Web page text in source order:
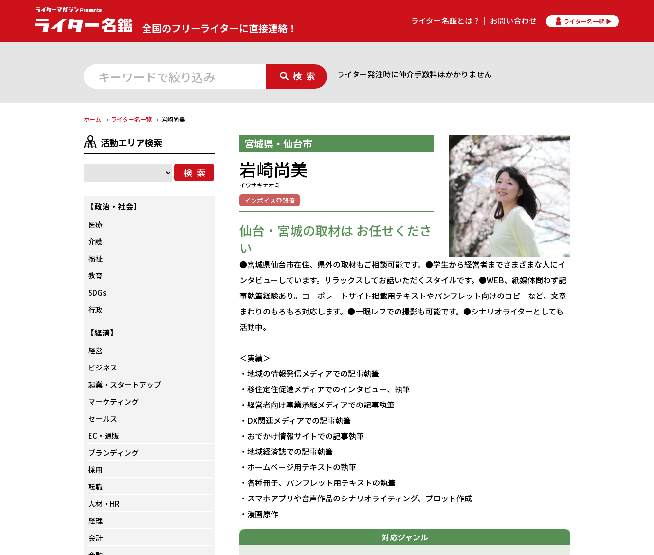
全国のフリーライターに直接連絡！
ライター名鑑とは？ お問い合わせ ライター名一覧 ▶
検索 ライター発注時に仲介手数料はかかりません
ホーム ライター名一覧 岩崎尚美
活動エリア検索
検索
【政治・社会】
医療
介護
福祉
教育
SDGs
行政
【経済】
経営
ビジネス
起業・スタートアップ
マーケティング
セールス
EC・通販
ブランディング
採用
転職
人材・HR
経理
会計
宮城県・仙台市
岩崎尚美
イワサキナオミ
インボイス登録済
仙台・宮城の取材は お任せくださ
い
●宮城県仙台市在住、県外の取材もご相談可能です。●学生から経営者までさまざまな人にイ
ンタビューしています。リラックスしてお話いただくスタイルです。●WEB、紙媒体問わず記
事執筆経験あり。コーポレートサイト掲載用テキストやパンフレット向けのコピーなど、文章
まわりのもろもろ対応します。●一眼レフでの撮影も可能です。●シナリオライターとしても
活動中。
＜実績＞
・地域の情報発信メディアでの記事執筆
・移住定住促進メディアでのインタビュー、執筆
・経営者向け事業承継メディアでの記事執筆
・DX関連メディアでの記事執筆
・おでかけ情報サイトでの記事執筆
・地域経済誌での記事執筆
・ホームページ用テキストの執筆
・各種冊子、パンフレット用テキストの執筆
・スマホアプリや音声作品のシナリオライティング、プロット作成
・漫画原作
対応ジャンル